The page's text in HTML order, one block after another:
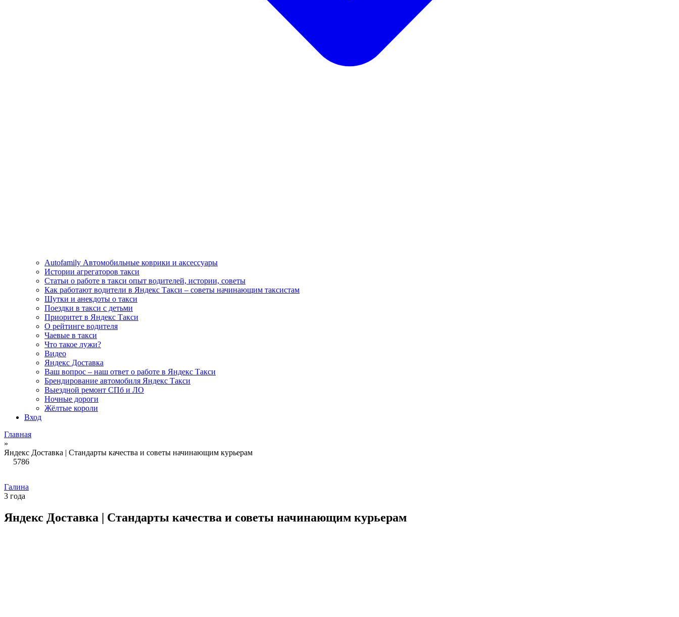
Autofamily Автомобильные коврики и аксессуары
Истории агрегаторов такси
Статьи о работе в такси опыт водителей, истории, советы
Как работают водители в Яндекс Такси – советы начинающим таксистам
Шутки и анекдоты о такси
Поездки в такси с детьми
Приоритет в Яндекс Такси
О рейтинге водителя
Чаевые в такси
Что такое лужи?
Видео
Яндекс Доставка
Ваш вопрос – наш ответ о работе в Яндекс Такси
Брендирование автомобиля Яндекс Такси
Выездной ремонт СПб и ЛО
Ночные дороги
Жёлтые короли
Вход
Главная
»
Яндекс Доставка | Стандарты качества и советы начинающим курьерам
5786
Галина
3 года
Яндекс Доставка | Стандарты качества и советы начинающим курьерам